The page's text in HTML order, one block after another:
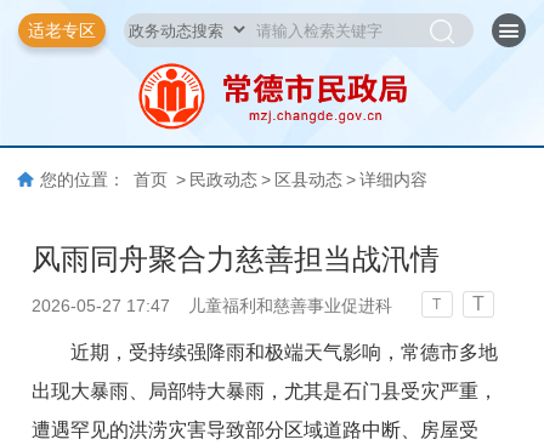
适老专区
您的位置： 首页 > 民政动态 > 区县动态 > 详细内容
风雨同舟聚合力慈善担当战汛情
2026-05-27 17:47 儿童福利和慈善事业促进科 T T
近期，受持续强降雨和极端天气影响，常德市多地
出现大暴雨、局部特大暴雨，尤其是石门县受灾严重，
遭遇罕见的洪涝灾害导致部分区域道路中断、房屋受